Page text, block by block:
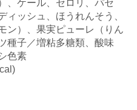
、ケール、セロリ、パセ
ィッシュ、ほうれんそう、
ン）、果実ピューレ（りん
種子／増粘多糖類、酸味
色素